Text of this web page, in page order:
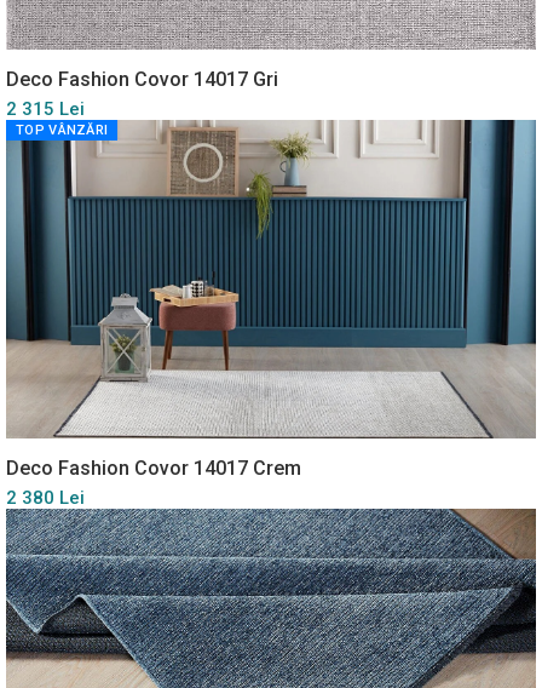
Deco Fashion Covor 14017 Gri
2 315 Lei
TOP VÂNZĂRI
Deco Fashion Covor 14017 Crem
2 380 Lei